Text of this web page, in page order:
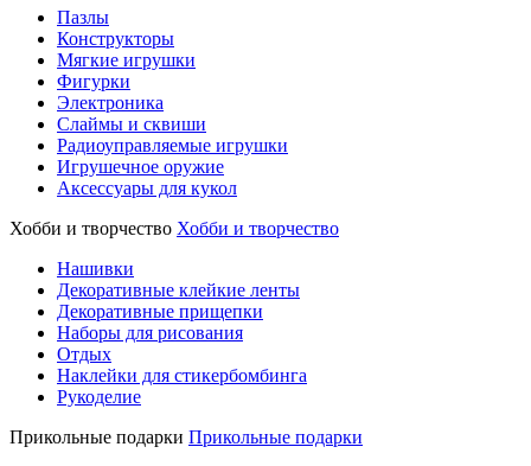
Пазлы
Конструкторы
Мягкие игрушки
Фигурки
Электроника
Слаймы и сквиши
Радиоуправляемые игрушки
Игрушечное оружие
Аксессуары для кукол
Хобби и творчество Хобби и творчество
Нашивки
Декоративные клейкие ленты
Декоративные прищепки
Наборы для рисования
Отдых
Наклейки для стикербомбинга
Рукоделие
Прикольные подарки Прикольные подарки